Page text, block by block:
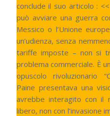
conclude il suo articolo :
può avviare una guerra
Messico o l’Unione
un’udienza, senza
tariffe imposte – non si
problema commerciale. È
opuscolo rivoluzionario
Paine presentava una
avrebbe interagito con il
libero, non con l’invasione